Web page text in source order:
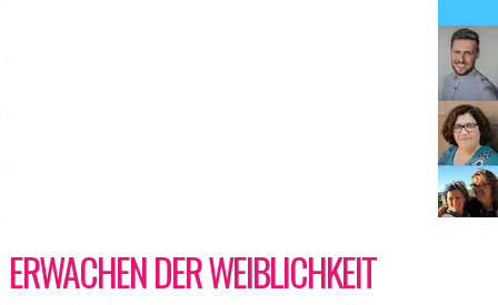
ERWACHEN DER WEIBLICHKEIT